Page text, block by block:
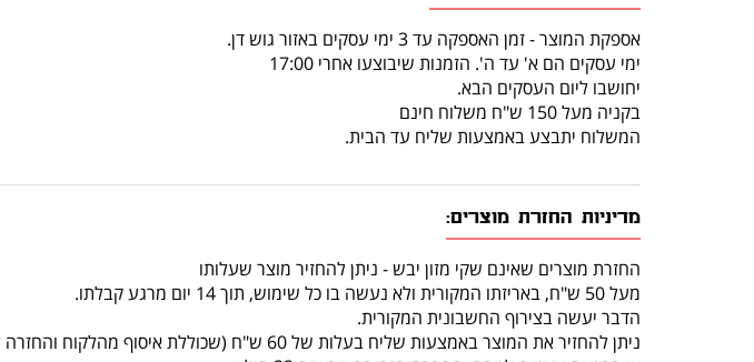
אספקת המוצר - זמן האספקה עד 3 ימי עסקים באזור גוש דן.
ימי עסקים הם א' עד ה'. הזמנות שיבוצעו אחרי 17:00
יחושבו ליום העסקים הבא.
בקניה מעל 150 ש"ח משלוח חינם
המשלוח יתבצע באמצעות שליח עד הבית.
מדיניות החזרת מוצרים:
החזרת מוצרים שאינם שקי מזון יבש - ניתן להחזיר מוצר שעלותו
מעל 50 ש"ח, באריזתו המקורית ולא נעשה בו כל שימוש, תוך 14 יום מרגע קבלתו.
הדבר יעשה בצירוף החשבונית המקורית.
ניתן להחזיר את המוצר באמצעות שליח בעלות של 60 ש"ח (שכוללת איסוף מהלקוח והחזרה לחנות)